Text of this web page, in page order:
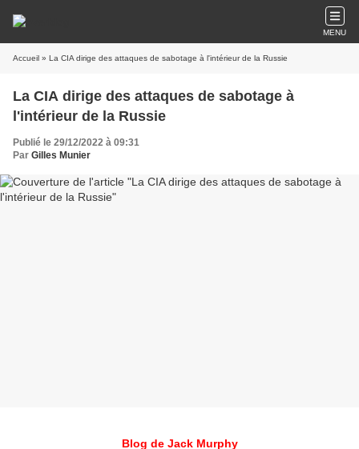
MENU
Accueil » La CIA dirige des attaques de sabotage à l'intérieur de la Russie
La CIA dirige des attaques de sabotage à
l'intérieur de la Russie
Publié le 29/12/2022 à 09:31
Par Gilles Munier
Blog de Jack Murphy